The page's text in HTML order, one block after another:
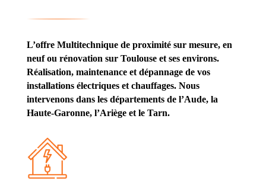
L’offre Multitechnique de proximité sur mesure, en
neuf ou rénovation sur Toulouse et ses environs.
Réalisation, maintenance et dépannage de vos
installations électriques et chauffages. Nous
intervenons dans les départements de l’Aude, la
Haute-Garonne, l’Ariège et le Tarn.